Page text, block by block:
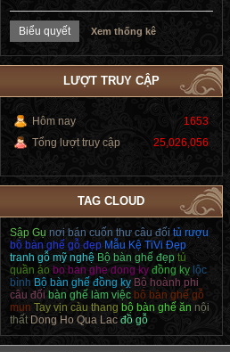
Xem thống kê
LƯỢT TRUY CẬP
Hôm nay
1653
Tổng lượt truy cập
25,026,056
TAG CLOUD
Sập Gụ nơi bán cuốn thư câu đối tủ rượu
bộ bàn ghế gỗ đẹp Mẫu Kệ TiVi Đẹp
tranh gỗ mỹ nghệ Bộ bàn ghế đẹp tủ
quần áo bo ban ghe dong ky đồng kỵ lộc
bình Bộ bàn ghế đồng kỵ Bộ hoành phi
câu đối bàn ghế làm việc bộ bàn ghế gỗ
mun Tay vịn càu thang bộ bàn ghế ăn nội
thất Dong Ho Qua Lac đồ gỗ